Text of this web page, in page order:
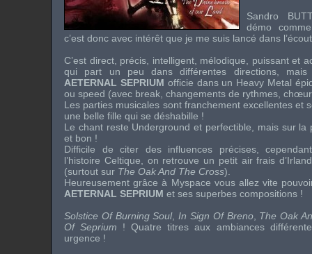
Sandro
démo
c’est donc avec intérêt que je me suis lancé dans
C’est direct, précis, intelligent, mélodique, puissant et
qui part un peu dans différentes directions,
AETERNAL SEPRIUM officie dans un Heavy Metal
ou speed (avec break , changements de rythmes,
Les parties musicales sont franchement excellentes et
une belle fille qui se déshabille !
Le chant reste Underground et perfectible, mais sur la
et bon !
Difficile de citer des influences précises,
l’histoire Celtique, on retrouve un petit air frais
(surtout sur The Oak And The Cross).
Heureusement grâce à Myspace vous allez vite
AETERNAL SEPRIUM et ses superbes compositions !
Solstice Of Burning Soul, In Sign Of Breno, The Oak
Of Seprium ! Quatre titres aux ambiances
urgence !